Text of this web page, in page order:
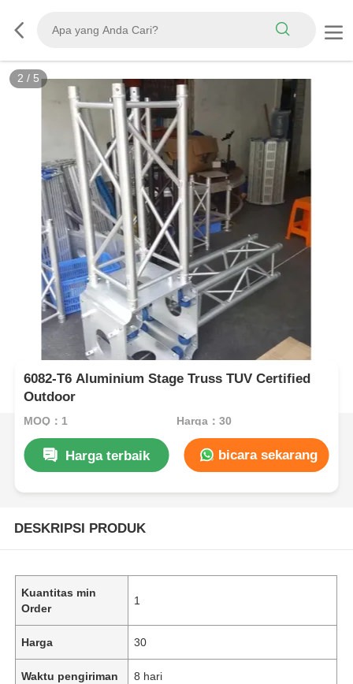
2 / 5
6082-T6 Aluminium Stage Truss TUV Certified
Outdoor
MOQ：1 Harga：30
Harga terbaik bicara sekarang
DESKRIPSI PRODUK
Kuantitas min
Order
1
Harga 30
Waktu pengiriman 8 hari